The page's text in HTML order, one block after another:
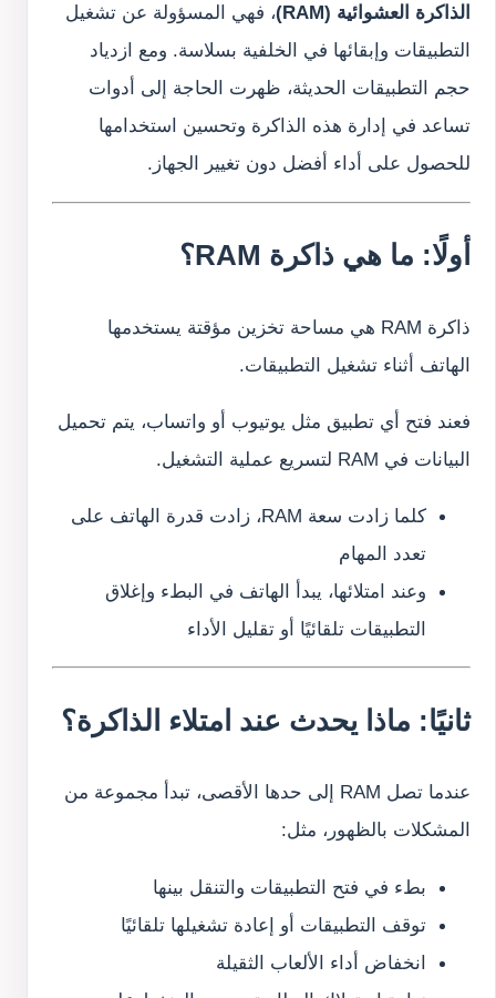
الذاكرة العشوائية (RAM)
، فهي المسؤولة عن تشغيل
التطبيقات وإبقائها في الخلفية بسلاسة. ومع ازدياد
حجم التطبيقات الحديثة، ظهرت الحاجة إلى أدوات
تساعد في إدارة هذه الذاكرة وتحسين استخدامها
للحصول على أداء أفضل دون تغيير الجهاز.
أولًا: ما هي ذاكرة RAM؟
ذاكرة RAM هي مساحة تخزين مؤقتة يستخدمها
الهاتف أثناء تشغيل التطبيقات.
فعند فتح أي تطبيق مثل يوتيوب أو واتساب، يتم تحميل
البيانات في RAM لتسريع عملية التشغيل.
كلما زادت سعة RAM، زادت قدرة الهاتف على
تعدد المهام
وعند امتلائها، يبدأ الهاتف في البطء وإغلاق
التطبيقات تلقائيًا أو تقليل الأداء
ثانيًا: ماذا يحدث عند امتلاء الذاكرة؟
عندما تصل RAM إلى حدها الأقصى، تبدأ مجموعة من
المشكلات بالظهور، مثل:
بطء في فتح التطبيقات والتنقل بينها
توقف التطبيقات أو إعادة تشغيلها تلقائيًا
انخفاض أداء الألعاب الثقيلة